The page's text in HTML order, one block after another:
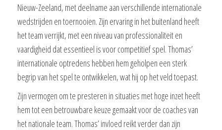
Nieuw-Zeeland, met deelname aan verschillende internationale
wedstrijden en toernooien. Zijn ervaring in het buitenland heeft
het team verrijkt, met een niveau van professionaliteit en
vaardigheid dat essentieel is voor competitief spel. Thomas’
internationale optredens hebben hem geholpen een sterk
begrip van het spel te ontwikkelen, wat hij op het veld toepast.
Zijn vermogen om te presteren in situaties met hoge inzet heeft
hem tot een betrouwbare keuze gemaakt voor de coaches van
het nationale team. Thomas’ invloed reikt verder dan zijn